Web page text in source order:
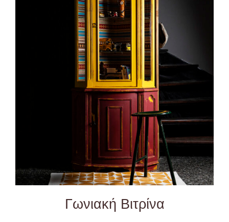
DETAILS
Γωνιακή Βιτρίνα